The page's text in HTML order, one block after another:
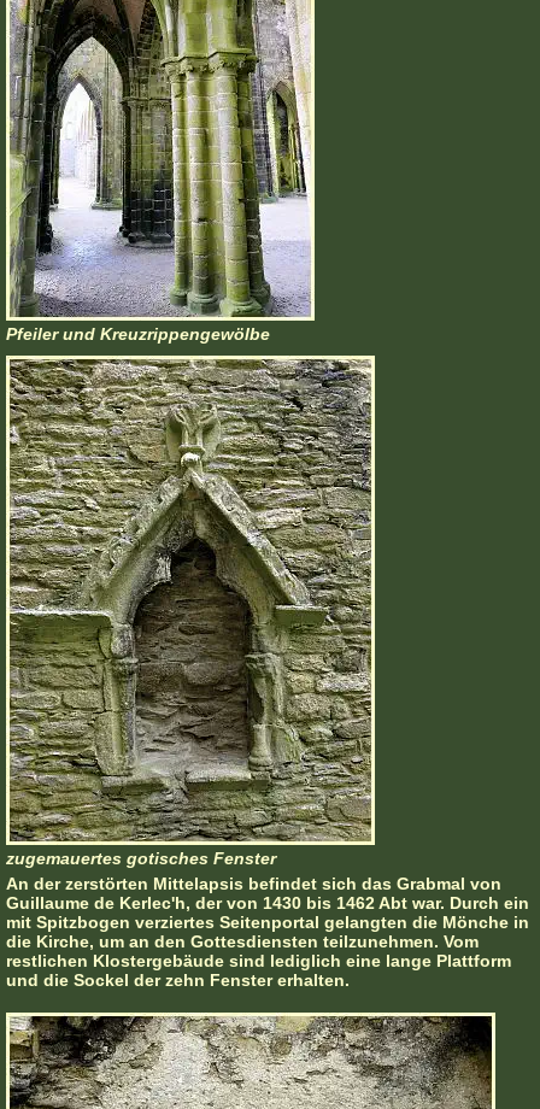
Pfeiler und Kreuzrippengewölbe
zugemauertes gotisches Fenster
An der zerstörten Mittelapsis befindet sich das Grabmal von
Guillaume de Kerlec'h, der von 1430 bis 1462 Abt war. Durch ein
mit Spitzbogen verziertes Seitenportal gelangten die Mönche in
die Kirche, um an den Gottesdiensten teilzunehmen. Vom
restlichen Klostergebäude sind lediglich eine lange Plattform
und die Sockel der zehn Fenster erhalten.